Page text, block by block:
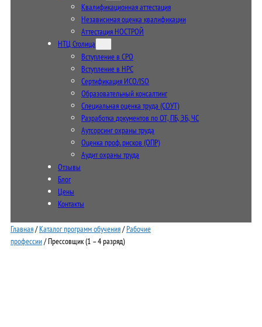
Квалификационная аттестация
Независимая оценка квалификации
Аттестация НОСТРОЙ
НТЦ Столица
Вступление в СРО
Вступление в НРС
Сертификация ИСО/ISO
Образовательный консалтинг
Специальная оценка труда (СОУТ)
Разработка документов по ОТ, ПБ, ЭБ, ЧС
Аутсорсинг охраны труда
Оценка проф. рисков (ОПР)
Аудит охраны труда
Отзывы
Блог
Цены
Контакты
Главная/Каталог программ обучения/Рабочие
профессии/ Прессовщик (1 – 4 разряд)